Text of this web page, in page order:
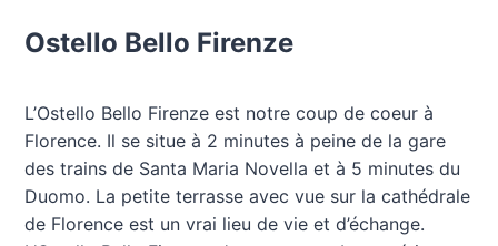
Ostello Bello Firenze
L’Ostello Bello Firenze est notre coup de coeur à
Florence. Il se situe à 2 minutes à peine de la gare
des trains de Santa Maria Novella et à 5 minutes du
Duomo. La petite terrasse avec vue sur la cathédrale
de Florence est un vrai lieu de vie et d’échange.